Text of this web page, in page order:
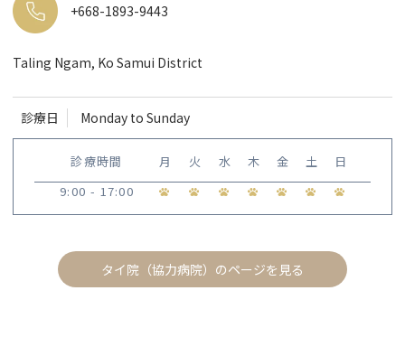
+668-1893-9443
Taling Ngam, Ko Samui District
診療日 Monday to Sunday
診療時間 月 火 水 木 金 土
日
9:00 - 17:00
タイ院（協力病院）のページを見る